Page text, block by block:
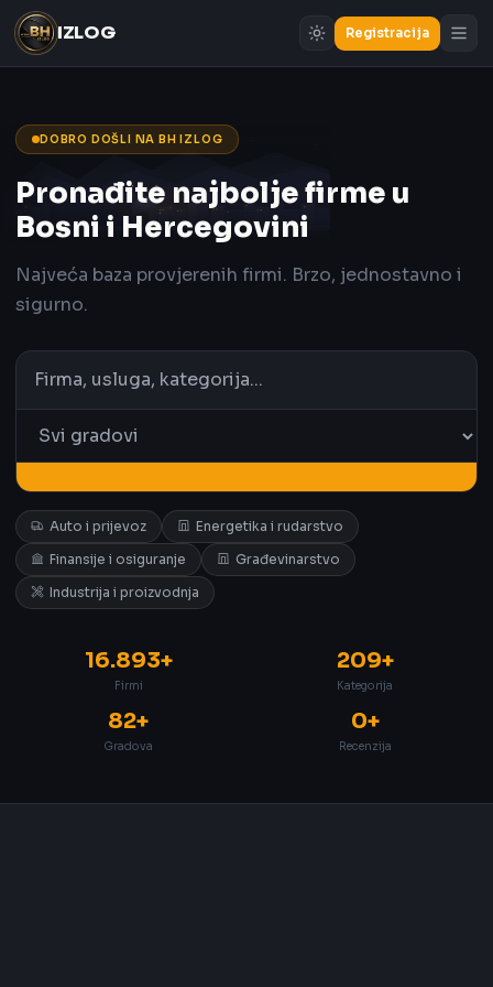
IZLOG Registracija
DOBRO DOŠLI NA BH IZLOG
Pronađite najbolje firme u
Bosni i Hercegovini
Najveća baza provjerenih firmi. Brzo, jednostavno i
sigurno.
Auto i prijevoz
Energetika i rudarstvo
Finansije i osiguranje
Građevinarstvo
Industrija i proizvodnja
16.893+
Firmi
209+
Kategorija
82+
Gradova
0+
Recenzija